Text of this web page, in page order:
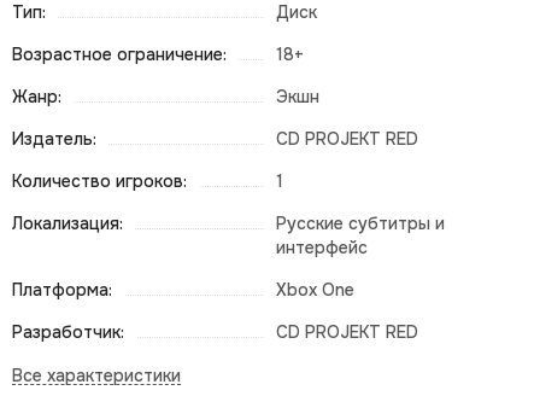
Тип:
Диск
Возрастное ограничение:
18+
Жанр:
Экшн
Издатель:
CD PROJEKT RED
Количество игроков:
1
Локализация:
Русские субтитры и
интерфейс
Платформа:
Xbox One
Разработчик:
CD PROJEKT RED